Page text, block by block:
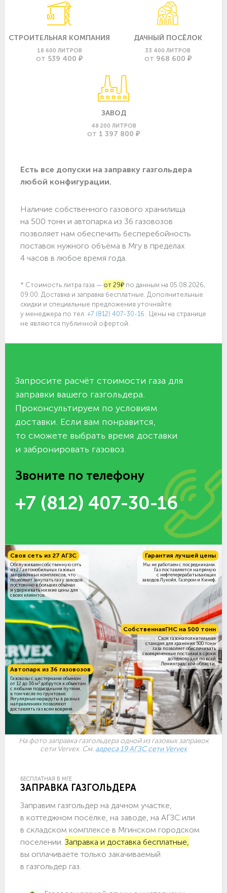
СТРОИТЕЛЬНАЯ КОМПАНИЯ
18 600 ЛИТРОВ
ОТ 539 400 ₽
ДАЧНЫЙ ПОСЁЛОК
33 400 ЛИТРОВ
ОТ 968 600 ₽
ЗАВОД
48 200 ЛИТРОВ
ОТ 1 397 800 ₽
Есть все допуски нa заправку газгольдера
любой конфигурации.
Наличие собственного газового хранилища
на 500 тонн и автопарка из 36 газовозов
позволяет нам обеспечить бесперебойность
поставок нужного объёма в Мгу в пределах
4 часов в любое время года.
* Стоимость литра газа — от 29₽ по данным на 05.08.2026,
09:00. Доставка и заправка бесплатные. Дополнительные
скидки и специальные предложения уточняйте
у менеджера по тел. +7 (812) 407-30-16 . Цены на странице
не являются публичной офертой.
Запросите расчёт стоимости газа для
заправки вашего газгольдера.
Проконсультируем по условиям
доставки. Если вам понравится,
то сможете выбрать время доставки
и забронировать газовоз.
Звоните по телефону
+7 (812) 407-30-16
СобственнаяГНС на 500 тонн
Своя газонаполнительная
станция для хранения 500 тонн
газа позволяет обеспечивать
своевременные поставки в сроки
до одного дня по всей
Ленинградской области.
Своя сеть из 27 АГЗС
Обслуживаем собственную сеть
из 27 автомобильных газовых
заправочных комплексов, что
позволяет закупать газ у заводов
постоянно в больших объёмах
и удерживать низкие цены для
своих клиентов.
Гарантия лучшей цены
Мы не работаем с посредниками.
Газ поставляется напрямую
с нефтеперерабатывающих
заводов Лукойл, Газпром и Кинеф.
Автопарк из 36 газовозов
Газовозы с цистернами объемом
от 12 до 36 м3 добрутся к объектам
c любыми подъездными путями,
в том числе по грунтовке.
Регулярные маршруты в разных
направлениях позволяют
доставлять газ всем вовремя.
На фото заправка газгольдера одной из газовых заправок
сети Vervex. См. адреса 19 АГЗС сети Vervex
БЕСПЛАТНАЯ В МГЕ
ЗАПРАВКА ГАЗГОЛЬДЕРА
Заправим газгольдер на дачном участке,
в коттеджном посёлке, на заводе, на АГЗС или
в складском комплексе в Мгинском городском
поселении. Заправка и доставка бесплатные,
вы оплачиваете только закачиваемый
в газгольдер газ.